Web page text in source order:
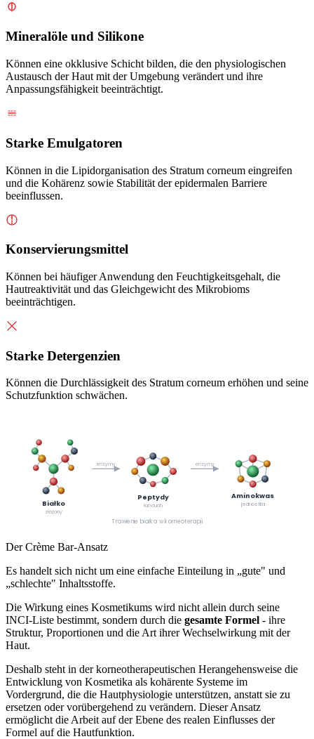
Mineralöle und Silikone
Können eine okklusive Schicht bilden, die den physiologischen
Austausch der Haut mit der Umgebung verändert und ihre
Anpassungsfähigkeit beeinträchtigt.
Starke Emulgatoren
Können in die Lipidorganisation des Stratum corneum eingreifen
und die Kohärenz sowie Stabilität der epidermalen Barriere
beeinflussen.
Konservierungsmittel
Können bei häufiger Anwendung den Feuchtigkeitsgehalt, die
Hautreaktivität und das Gleichgewicht des Mikrobioms
beeinträchtigen.
Starke Detergenzien
Können die Durchlässigkeit des Stratum corneum erhöhen und seine
Schutzfunktion schwächen.
Białko
złożony
enzymy
Peptydy
łańcuch
enzymy
Aminokwas
jednostka
Trawienie białka w korneoterapii
Der Crème Bar-Ansatz
Es handelt sich nicht um eine einfache Einteilung in „gute" und
„schlechte" Inhaltsstoffe.
Die Wirkung eines Kosmetikums wird nicht allein durch seine
INCI-Liste bestimmt, sondern durch die gesamte Formel - ihre
Struktur, Proportionen und die Art ihrer Wechselwirkung mit der
Haut.
Deshalb steht in der korneotherapeutischen Herangehensweise die
Entwicklung von Kosmetika als kohärente Systeme im
Vordergrund, die die Hautphysiologie unterstützen, anstatt sie zu
ersetzen oder vorübergehend zu verändern. Dieser Ansatz
ermöglicht die Arbeit auf der Ebene des realen Einflusses der
Formel auf die Hautfunktion.